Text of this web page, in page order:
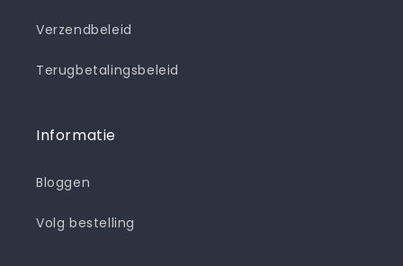
Verzendbeleid
Terugbetalingsbeleid
Informatie
Bloggen
Volg bestelling